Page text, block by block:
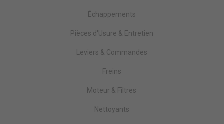
Échappements
Pièces d'Usure & Entretien
Leviers & Commandes
Freins
Moteur & Filtres
Nettoyants